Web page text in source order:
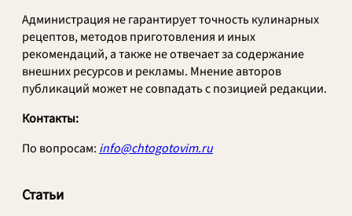
Администрация не гарантирует точность кулинарных
рецептов, методов приготовления и иных
рекомендаций, а также не отвечает за содержание
внешних ресурсов и рекламы. Мнение авторов
публикаций может не совпадать с позицией редакции.
Контакты:
По вопросам: info@chtogotovim.ru
Статьи